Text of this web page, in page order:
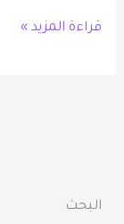
قراءة المزيد »
البحث